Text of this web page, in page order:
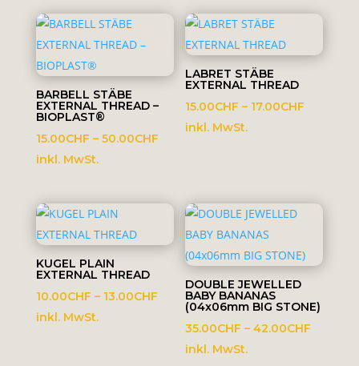
18.00CHF
BARBELL STÄBE
EXTERNAL THREAD –
BIOPLAST®
15.00CHF – 50.00CHFPreisspanne:
50.00CHF
inkl. MwSt.
LABRET STÄBE
EXTERNAL THREAD
15.00CHF – 17.00CHF
inkl. MwSt.
KUGEL PLAIN
EXTERNAL THREAD
10.00CHF – 13.00CHFPreisspanne:
10.00CHF
13.00CHF
inkl. MwSt.
DOUBLE JEWELLED
BABY BANANAS
(04x06mm BIG STONE)
35.00CHF –42.00CHF
inkl. MwSt.